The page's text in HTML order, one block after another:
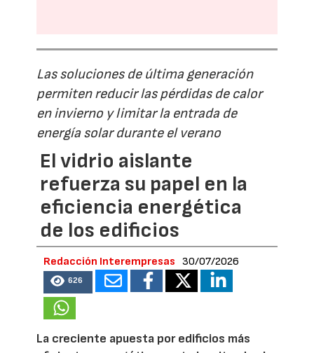
Las soluciones de última generación
permiten reducir las pérdidas de calor
en invierno y limitar la entrada de
energía solar durante el verano
El vidrio aislante
refuerza su papel en la
eficiencia energética
de los edificios
Redacción Interempresas 30/07/2026
626
La creciente apuesta por edificios más